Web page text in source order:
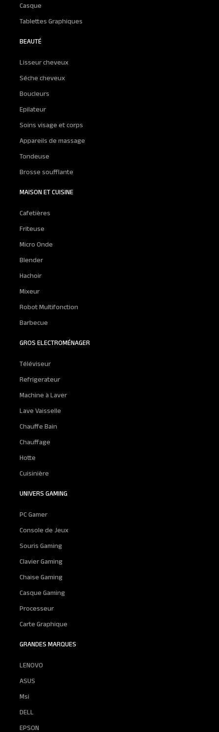
Casque
Tablettes Graphiques
BEAUTÉ
Lisseur cheveux
Séche cheveux
Boucleurs
Epilateur
Soins visage et corps
Appareils de massage
Tondeuse
Brosse soufflante
MAISON ET CUISINE
Cafetières
Friteuse
Micro Onde
Blender
Hachoir
Mixeur
Robot Multifonction
Barbecue
GROS ELECTROMÉNAGER
Téléviseur
Refrigerateur
Machine à Laver
Lave Vaisselle
Chauffe Bain
Chauffage
Hotte
Cuisinière
UNIVERS GAMING
PC Gamer
Console de Jeux
Souris Gaming
Clavier Gaming
Chaise Gaming
Casque Gaming
Processeur
Carte Graphique
GRANDES MARQUES
LENOVO
ASUS
Msi
DELL
EPSON